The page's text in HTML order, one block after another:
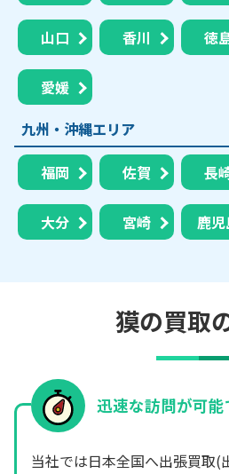
山口 香川 徳
愛媛
九州・沖縄エリア
福岡 佐賀 長
大分 宮崎 鹿
獏の買取
迅速な訪問が可能
当社では日本全国へ出張買取(